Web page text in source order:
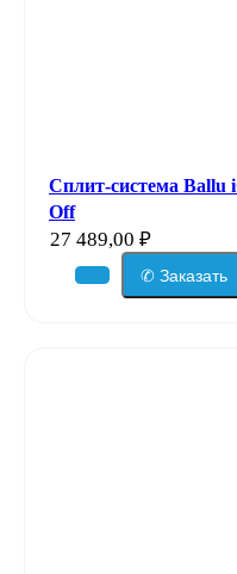
Сплит-система Ballu
Off
27 489,00 ₽
✆ Заказать